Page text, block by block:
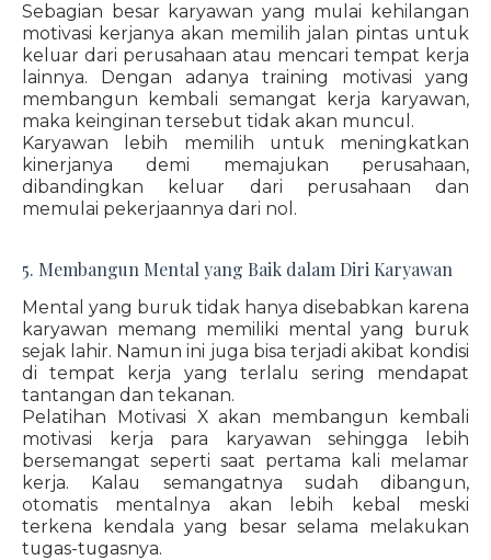
Sebagian besar karyawan yang mulai kehilangan
motivasi kerjanya akan memilih jalan pintas untuk
keluar dari perusahaan atau mencari tempat kerja
lainnya. Dengan adanya training motivasi yang
membangun kembali semangat kerja karyawan,
maka keinginan tersebut tidak akan muncul.
Karyawan lebih memilih untuk meningkatkan
kinerjanya demi memajukan perusahaan,
dibandingkan keluar dari perusahaan dan
memulai pekerjaannya dari nol.
5. Membangun Mental yang Baik dalam Diri Karyawan
Mental yang buruk tidak hanya disebabkan karena
karyawan memang memiliki mental yang buruk
sejak lahir. Namun ini juga bisa terjadi akibat kondisi
di tempat kerja yang terlalu sering mendapat
tantangan dan tekanan.
Pelatihan Motivasi X akan membangun kembali
motivasi kerja para karyawan sehingga lebih
bersemangat seperti saat pertama kali melamar
kerja. Kalau semangatnya sudah dibangun,
otomatis mentalnya akan lebih kebal meski
terkena kendala yang besar selama melakukan
tugas-tugasnya.